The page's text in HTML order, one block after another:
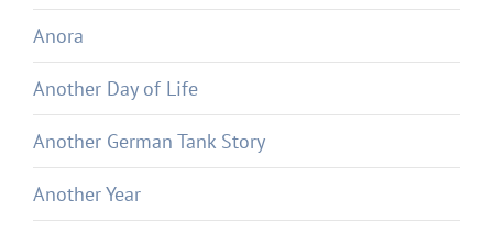
Anora
Another Day of Life
Another German Tank Story
Another Year